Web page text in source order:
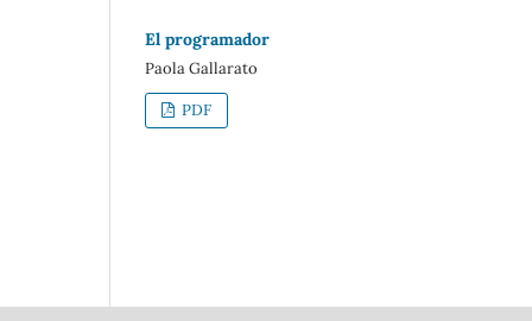
El programador
Paola Gallarato
PDF